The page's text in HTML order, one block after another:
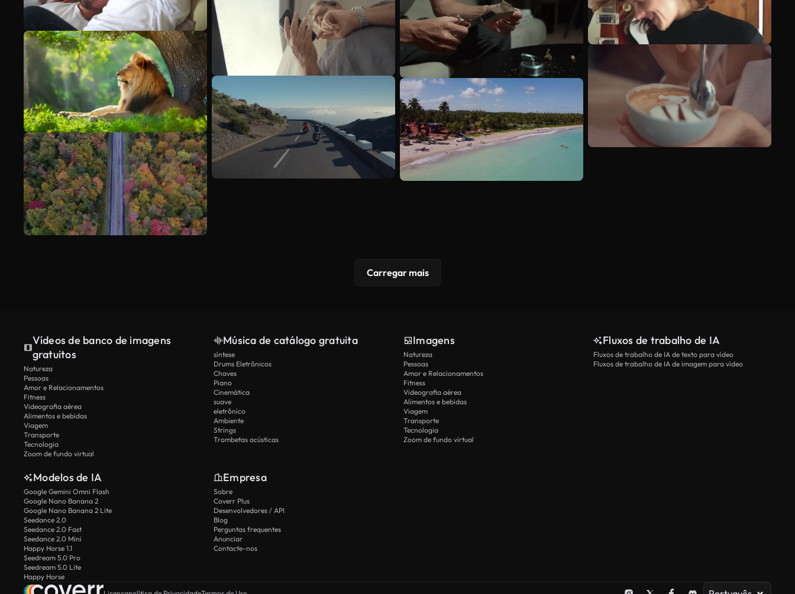
Carregar mais
Vídeos de banco de imagens
gratuitos
Natureza
Pessoas
Amor e Relacionamentos
Fitness
Videografia aérea
Alimentos e bebidas
Viagem
Transporte
Tecnologia
Zoom de fundo virtual
Música de catálogo gratuita
síntese
Drums Eletrônicos
Chaves
Piano
Cinemática
suave
eletrônico
Ambiente
Strings
Trombetas acústicas
Imagens
Natureza
Pessoas
Amor e Relacionamentos
Fitness
Videografia aérea
Alimentos e bebidas
Viagem
Transporte
Tecnologia
Zoom de fundo virtual
Fluxos de trabalho de IA
Fluxos de trabalho de IA de texto para vídeo
Fluxos de trabalho de IA de imagem para vídeo
Modelos de IA
Google Gemini Omni Flash
Google Nano Banana 2
Google Nano Banana 2 Lite
Seedance 2.0
Seedance 2.0 Fast
Seedance 2.0 Mini
Happy Horse 1.1
Seedream 5.0 Pro
Seedream 5.0 Lite
Happy Horse
Empresa
Sobre
Coverr Plus
Desenvolvedores / API
Blog
Perguntas frequentes
Anunciar
Contacte-nos